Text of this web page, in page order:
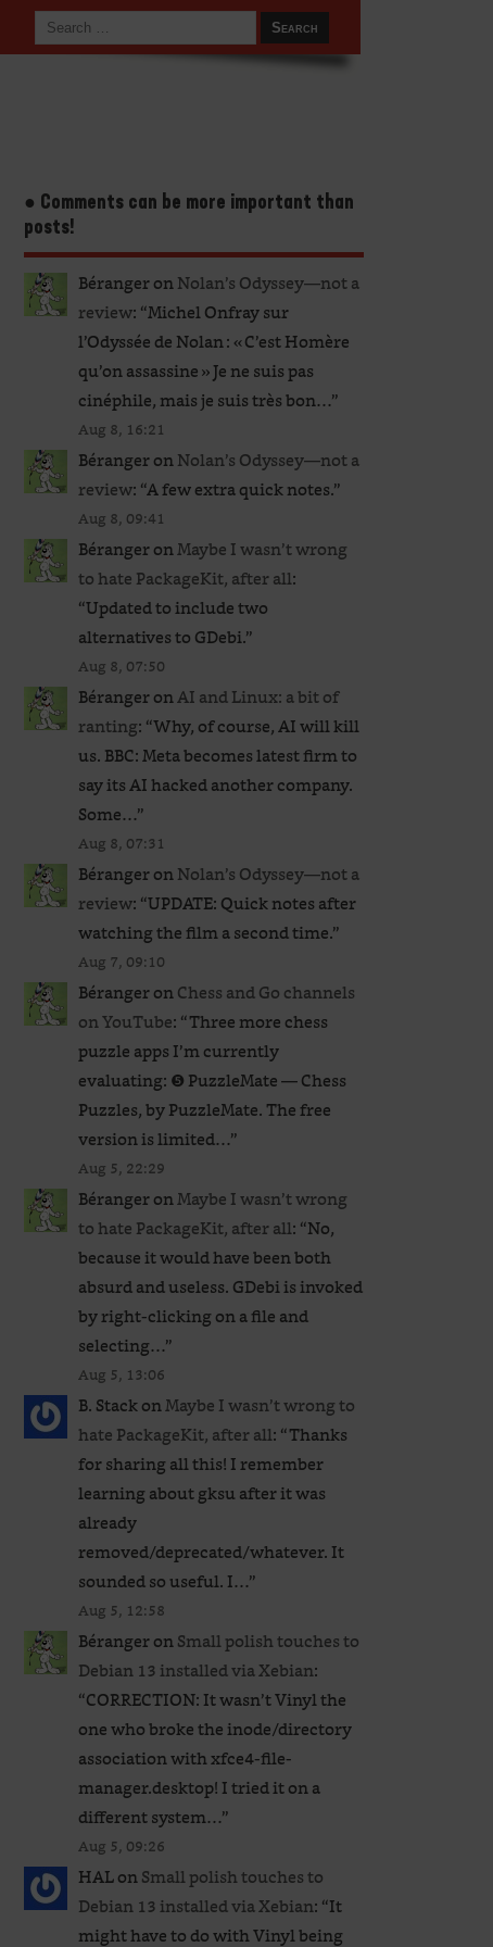
● Comments can be more important than
posts!
BérangeronNolan’s Odyssey—not a
review: “Michel Onfray sur
l’Odyssée de Nolan : « C’est Homère
qu’on assassine » Je ne suis pas
cinéphile, mais je suis très bon…”
Aug 8, 16:21
BérangeronNolan’s Odyssey—not a
review: “A few extra quick notes.”
Aug 8, 09:41
BérangeronMaybe I wasn’t wrong
to hate PackageKit, after all:
“Updated to include two
alternatives to GDebi.”
Aug 8, 07:50
BérangeronAI and Linux: a bit of
ranting: “Why, of course, AI will kill
us. BBC: Meta becomes latest firm to
say its AI hacked another company.
Some…”
Aug 8, 07:31
BérangeronNolan’s Odyssey—not a
review: “UPDATE: Quick notes after
watching the film a second time.”
Aug 7, 09:10
BérangeronChess and Go channels
on YouTube: “Three more chess
puzzle apps I’m currently
evaluating: ❺ PuzzleMate — Chess
Puzzles, by PuzzleMate. The free
version is limited…”
Aug 5, 22:29
BérangeronMaybe I wasn’t wrong
to hate PackageKit, after all: “No,
because it would have been both
absurd and useless. GDebi is invoked
by right-clicking on a file and
selecting…”
Aug 5, 13:06
B. StackonMaybe I wasn’t wrong to
hate PackageKit, after all: “Thanks
for sharing all this! I remember
learning about gksu after it was
already
removed/deprecated/whatever. It
sounded so useful. I…”
Aug 5, 12:58
BérangeronSmall polish touches to
Debian 13 installed via Xebian:
“CORRECTION: It wasn’t Vinyl the
one who broke the inode/directory
association with xfce4-file-
manager.desktop! I tried it on a
different system…”
Aug 5, 09:26
HALonSmall polish touches to
Debian 13 installed via Xebian: “It
might have to do with Vinyl being